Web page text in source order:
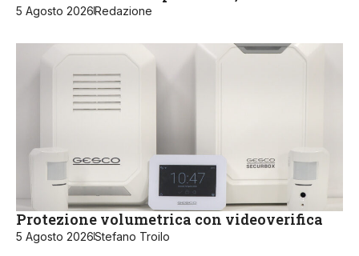
5 Agosto 2026Redazione
Protezione volumetrica con videoverifica
5 Agosto 2026Stefano Troilo